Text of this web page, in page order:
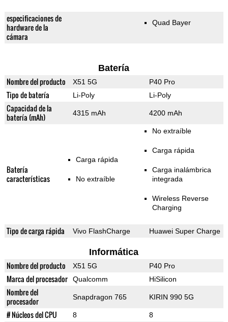
especificaciones de
hardware de la
cámara
Quad Bayer
Batería
Nombre del producto X51 5G P40 Pro
Tipo de batería Li-Poly Li-Poly
Capacidad de la
batería (mAh)
4315 mAh 4200 mAh
Batería
características
Carga rápida
No extraíble
No extraíble
Carga rápida
Carga inalámbrica
integrada
Wireless Reverse
Charging
Tipo de carga rápida Vivo FlashCharge Huawei Super Charge
Informática
Nombre del producto X51 5G P40 Pro
Marca del procesador Qualcomm HiSilicon
Nombre del
procesador
Snapdragon 765 KIRIN 990 5G
# Núcleos del CPU 8 8